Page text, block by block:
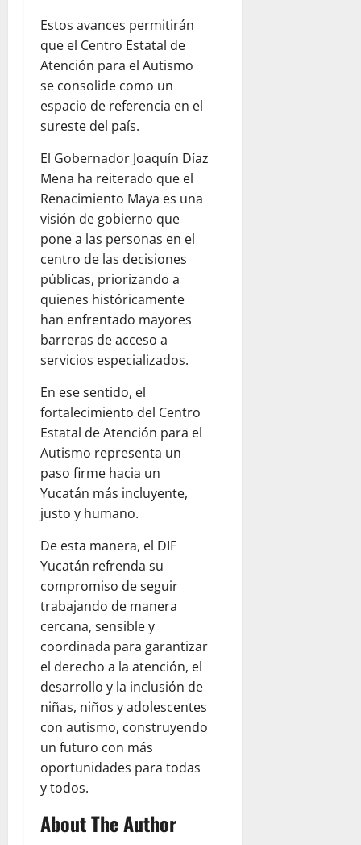
Estos avances permitirán
que el Centro Estatal de
Atención para el Autismo
se consolide como un
espacio de referencia en el
sureste del país.
El Gobernador Joaquín Díaz
Mena ha reiterado que el
Renacimiento Maya es una
visión de gobierno que
pone a las personas en el
centro de las decisiones
públicas, priorizando a
quienes históricamente
han enfrentado mayores
barreras de acceso a
servicios especializados.
En ese sentido, el
fortalecimiento del Centro
Estatal de Atención para el
Autismo representa un
paso firme hacia un
Yucatán más incluyente,
justo y humano.
De esta manera, el DIF
Yucatán refrenda su
compromiso de seguir
trabajando de manera
cercana, sensible y
coordinada para garantizar
el derecho a la atención, el
desarrollo y la inclusión de
niñas, niños y adolescentes
con autismo, construyendo
un futuro con más
oportunidades para todas
y todos.
About The Author